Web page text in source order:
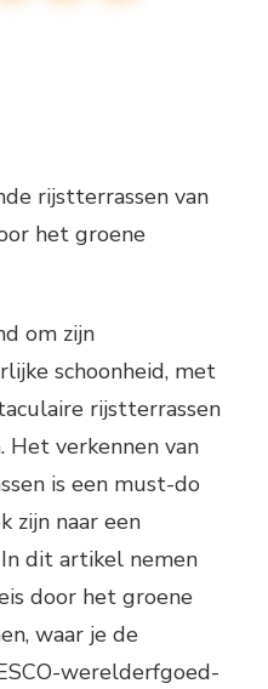
rijstterrassen van
het groene
om zijn
schoonheid, met
rijstterrassen
Het verkennen van
is een must-do
zijn naar een
dit artikel nemen
door het groene
waar je de
werelderfgoed-